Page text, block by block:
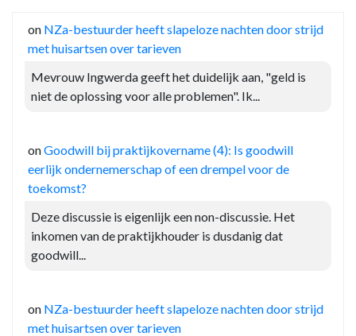
on NZa-bestuurder heeft slapeloze nachten door strijd
met huisartsen over tarieven
Mevrouw Ingwerda geeft het duidelijk aan, "geld is
niet de oplossing voor alle problemen". Ik...
onGoodwill bij praktijkovername (4): Is goodwill
eerlijk ondernemerschap of een drempel voor de
toekomst?
Deze discussie is eigenlijk een non-discussie. Het
inkomen van de praktijkhouder is dusdanig dat
goodwill...
on NZa-bestuurder heeft slapeloze nachten door strijd
met huisartsen over tarieven